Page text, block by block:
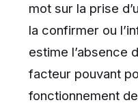
mot sur la prise
la confirmer ou
estime l’absence
facteur pouvant
fonctionnement